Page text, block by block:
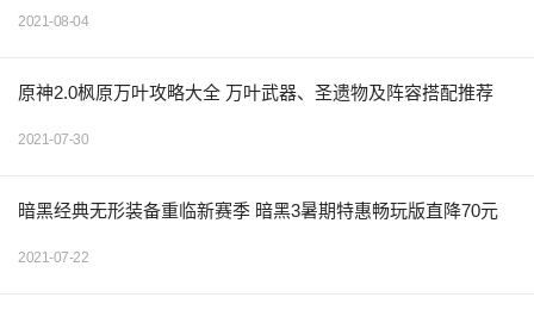
2021-08-04
原神2.0枫原万叶攻略大全 万叶武器、圣遗物及阵容搭配推荐
2021-07-30
暗黑经典无形装备重临新赛季 暗黑3暑期特惠畅玩版直降70元
2021-07-22